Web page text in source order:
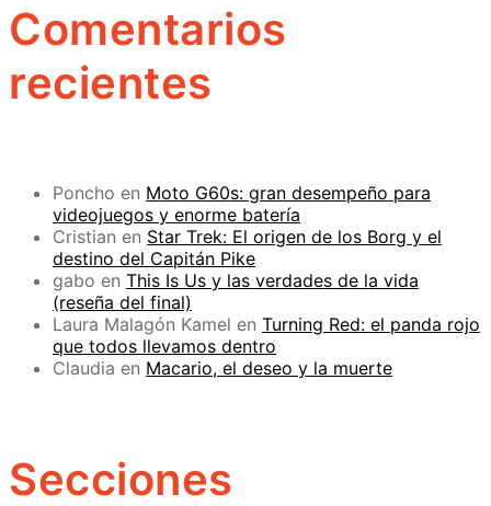
Comentarios
recientes
Poncho en Moto G60s: gran desempeño para
videojuegos y enorme batería
Cristian en Star Trek: El origen de los Borg y el
destino del Capitán Pike
gabo en This Is Us y las verdades de la vida
(reseña del final)
Laura Malagón Kamel en Turning Red: el panda rojo
que todos llevamos dentro
Claudia en Macario, el deseo y la muerte
Secciones